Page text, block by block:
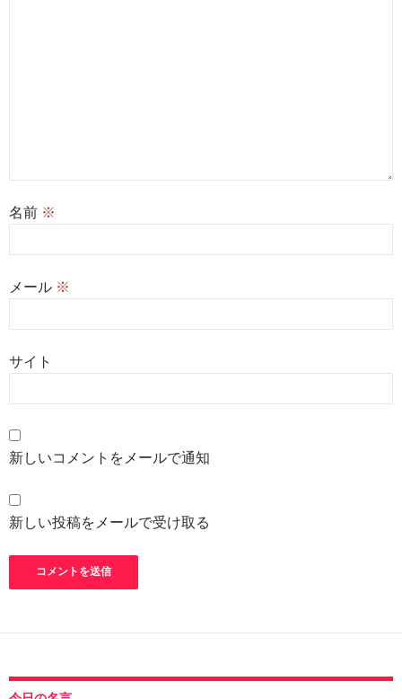
名前 ※
メール ※
サイト
新しいコメントをメールで通知
新しい投稿をメールで受け取る